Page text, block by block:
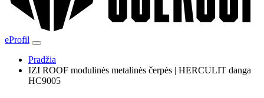
eProfil
Pradžia
IZI ROOF modulinės metalinės čerpės | HERCULIT danga
HC9005